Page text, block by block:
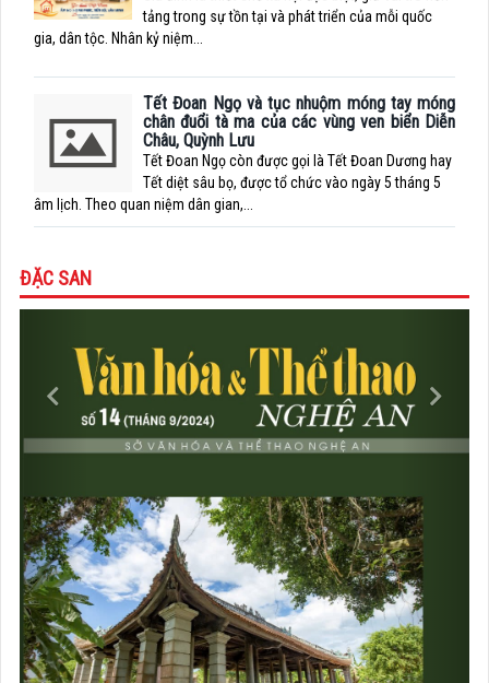
tảng trong sự tồn tại và phát triển của mỗi quốc
gia, dân tộc. Nhân kỷ niệm...
Tết Đoan Ngọ và tục nhuộm móng tay móng
chân đuổi tà ma của các vùng ven biển Diễn
Châu, Quỳnh Lưu
Tết Đoan Ngọ còn được gọi là Tết Đoan Dương hay
Tết diệt sâu bọ, được tổ chức vào ngày 5 tháng 5
âm lịch. Theo quan niệm dân gian,...
ĐẶC SAN